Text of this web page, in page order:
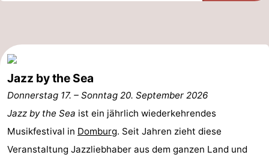
Jazz by the Sea
Donnerstag 17. – Sonntag 20. September 2026
Jazz by the Sea ist ein jährlich wiederkehrendes
Musikfestival in Domburg. Seit Jahren zieht diese
Veranstaltung Jazzliebhaber aus dem ganzen Land und